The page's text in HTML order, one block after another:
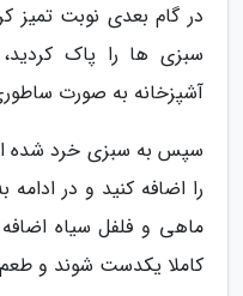
در گام بعدی نوبت تمیز
سبزی ها را پاک
آشپزخانه به صورت
سپس به سبزی خرد شده
را اضافه کنید و در
ماهی و فلفل سیاه
کاملا یکدست شوند و طعم